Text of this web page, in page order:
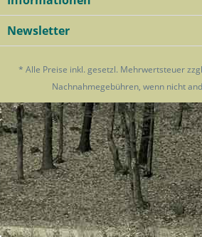
Newsletter
* Alle Preise inkl. gesetzl. Mehrwertsteuer
Nachnahmegebühren, wenn nicht